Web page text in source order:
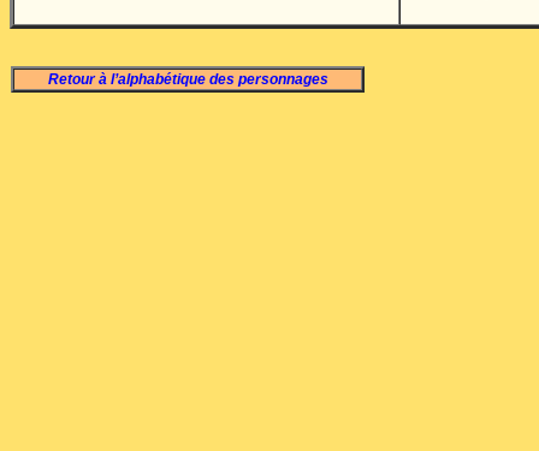
Retour à l’alphabétique des personnages